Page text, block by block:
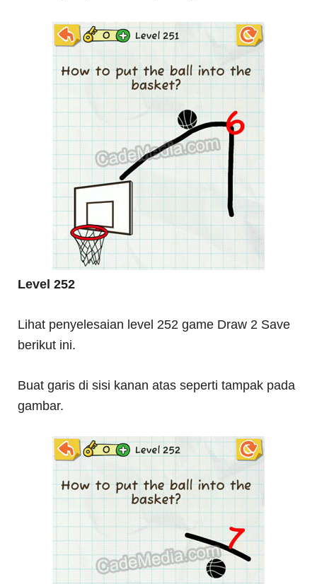
Level 252
Lihat penyelesaian level 252 game Draw 2 Save
berikut ini.
Buat garis di sisi kanan atas seperti tampak pada
gambar.